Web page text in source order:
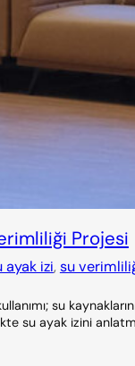
Projesi
ayak izi, su
su
su ayak izini